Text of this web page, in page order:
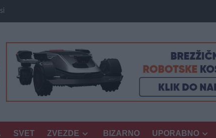
SVET ZVEZDE BIZARNO UPORABNO